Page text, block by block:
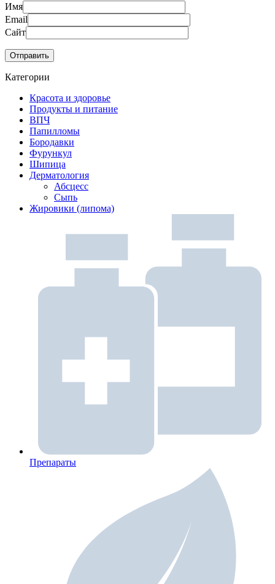
Имя
Email
Сайт
Категории
Красота и здоровье
Продукты и питание
ВПЧ
Папилломы
Бородавки
Фурункул
Шипица
Дерматология
Абсцесс
Сыпь
Жировики (липома)
Препараты